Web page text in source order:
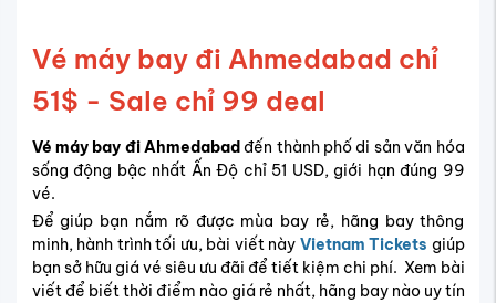
Vé máy bay đi Ahmedabad chỉ
51$ - Sale chỉ 99 deal
Vé máy bay đi Ahmedabad đến thành phố di sản văn hóa
sống động bậc nhất Ấn Độ chỉ 51 USD, giới hạn đúng 99
vé.
Để giúp bạn nắm rõ được mùa bay rẻ, hãng bay thông
minh, hành trình tối ưu, bài viết này Vietnam Tickets giúp
bạn sở hữu giá vé siêu ưu đãi để tiết kiệm chi phí. Xem bài
viết để biết thời điểm nào giá rẻ nhất, hãng bay nào uy tín